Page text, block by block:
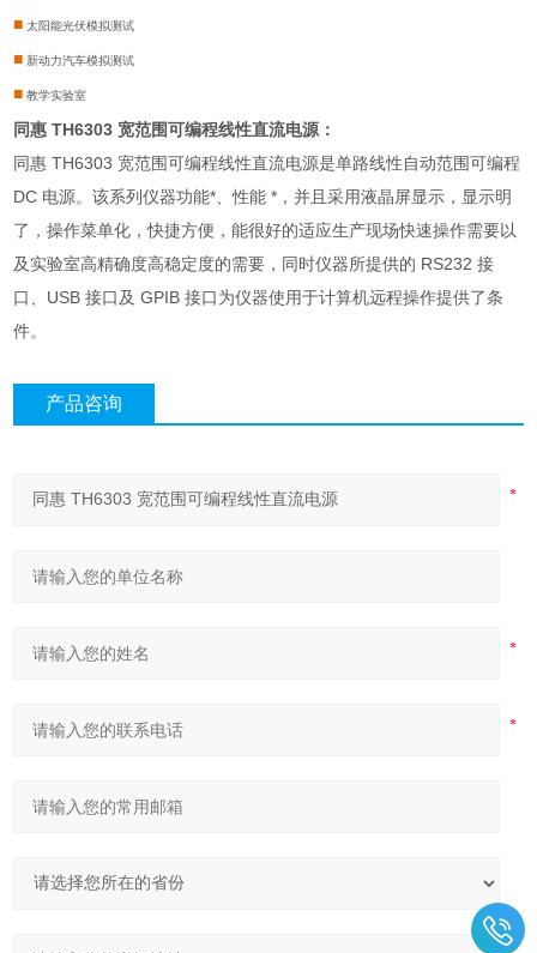
■ 太阳能光伏模拟测试
■ 新动力汽车模拟测试
■ 教学实验室
同惠 TH6303 宽范围可编程线性直流电源：
同惠 TH6303 宽范围可编程线性直流电源是单路线性自动范围可编程
DC 电源。该系列仪器功能*、性能 *，并且采用液晶屏显示，显示明
了，操作菜单化，快捷方便，能很好的适应生产现场快速操作需要以
及实验室高精确度高稳定度的需要，同时仪器所提供的 RS232 接
口、USB 接口及 GPIB 接口为仪器使用于计算机远程操作提供了条
件。
产品咨询